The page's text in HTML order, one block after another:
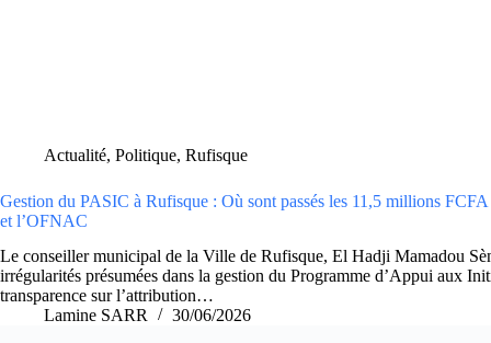
Actualité, Politique, Rufisque
Gestion du PASIC à Rufisque : Où sont passés les 11,5 millions
et l’OFNAC
Le conseiller municipal de la Ville de Rufisque, El Hadji Mamadou
irrégularités présumées dans la gestion du Programme d’Appui aux
transparence sur l’attribution…
Lamine SARR
30/06/2026